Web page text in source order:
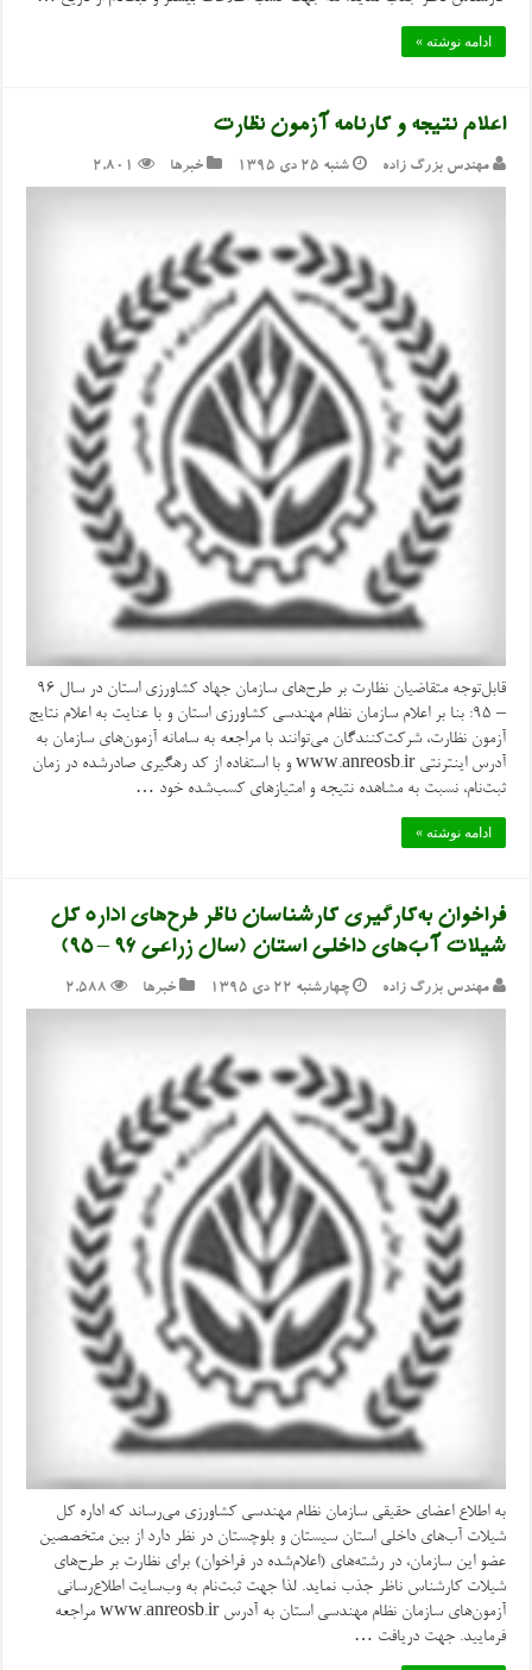
ادامه نوشته »
اعلام نتیجه و کارنامه آزمون نظارت
مهندس بزرگ زاده شنبه ۲۵ دی ۱۳۹۵ خبرها 2,801
قابل‌توجه متقاضیان نظارت بر طرح‌های سازمان جهاد کشاورزی استان در سال ۹۶
– ۹۵: بنا بر اعلام سازمان نظام مهندسی کشاورزی استان و با عنایت به اعلام نتایج
آزمون نظارت، شرکت‌کنندگان می‌توانند با مراجعه به سامانه آزمون‌های سازمان به
آدرس اینترنتی www.anreosb.ir و با استفاده از کد رهگیری صادرشده در زمان
ثبت‌نام، نسبت به مشاهده نتیجه و امتیازهای کسب‌شده خود …
ادامه نوشته »
فراخوان به‌کارگیری کارشناسان ناظر طرح‌های اداره کل
شیلات آب‌های داخلی استان (سال زراعی ۹۶ – ۹۵)
مهندس بزرگ زاده چهارشنبه ۲۲ دی ۱۳۹۵ خبرها 2,588
به اطلاع اعضای حقیقی سازمان نظام مهندسی کشاورزی می‌رساند که اداره کل
شیلات آب‌های داخلی استان سیستان و بلوچستان در نظر دارد از بین متخصصین
عضو این سازمان، در رشته‌های (اعلام‌شده در فراخوان) برای نظارت بر طرح‌های
شیلات کارشناس ناظر جذب نماید. لذا جهت ثبت‌نام به وب‌سایت اطلاع‌رسانی
آزمون‌های سازمان نظام مهندسی استان به آدرس www.anreosb.ir مراجعه
فرمایید. جهت دریافت …